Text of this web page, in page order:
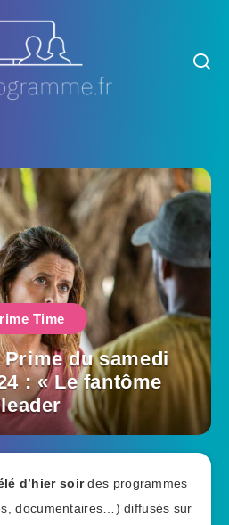
Time
du samedi
: « Le fantôme
d’hier soirdes programmes
documentaires…) diffusés sur